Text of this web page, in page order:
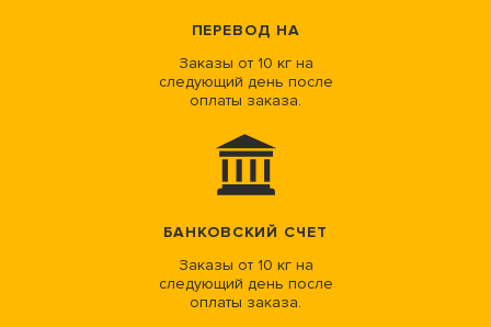
ПЕРЕВОД НА
Заказы от 10 кг на
следующий день после
оплаты заказа.
БАНКОВСКИЙ СЧЕТ
Заказы от 10 кг на
следующий день после
оплаты заказа.